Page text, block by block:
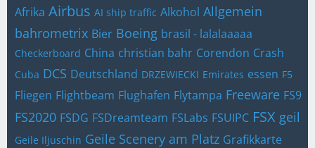
Afrika Airbus AI ship traffic Alkohol Allgemein
bahrometrix Bier Boeing brasil - lalalaaaaa
Checkerboard China christian bahr Corendon Crash
Cuba DCS Deutschland DRZEWIECKI Emirates essen F5
Fliegen Flightbeam Flughafen Flytampa Freeware FS9
FS2020 FSDG FSDreamteam FSLabs FSUIPC FSX geil
Geile Iljuschin Geile Scenery am Platz Grafikkarte